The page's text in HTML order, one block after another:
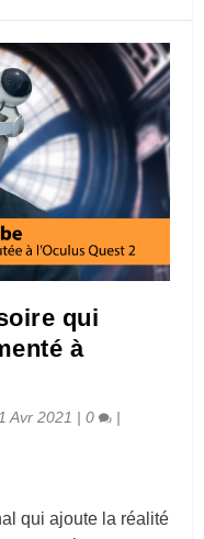
qui
à
1 Avr 2021 |0 |
qui ajoute la réalité